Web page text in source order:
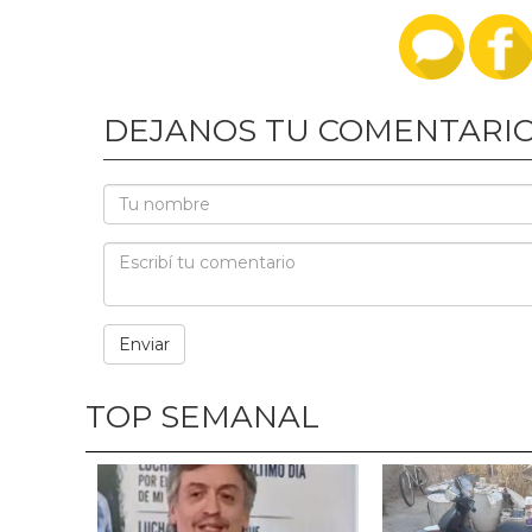
DEJANOS TU
TOP SEMANAL